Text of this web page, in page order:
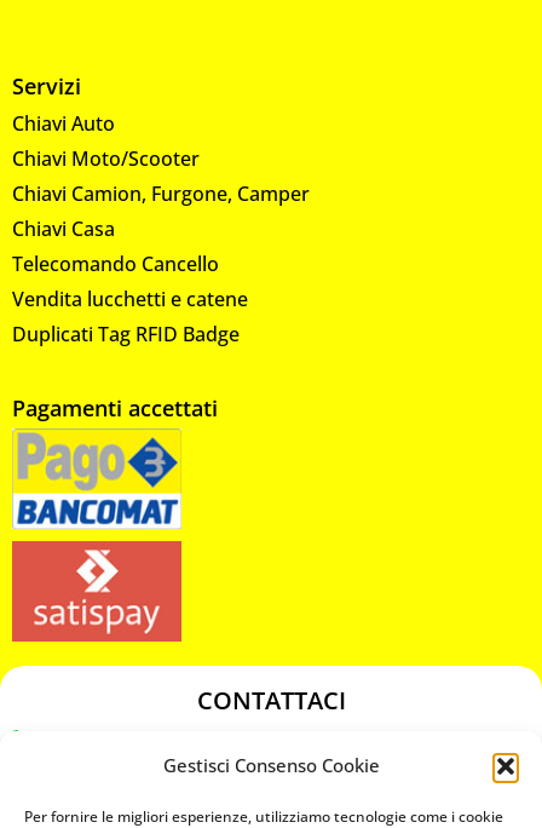
Gestisci Consenso Cookie
Per fornire le migliori esperienze, utilizziamo tecnologie come i cookie
Servizi
Chiavi Auto
Chiavi Moto/Scooter
Chiavi Camion, Furgone, Camper
Chiavi Casa
Telecomando Cancello
Vendita lucchetti e catene
Duplicati Tag RFID Badge
Pagamenti accettati
CONTATTACI
chiavicodificate@gmail.com